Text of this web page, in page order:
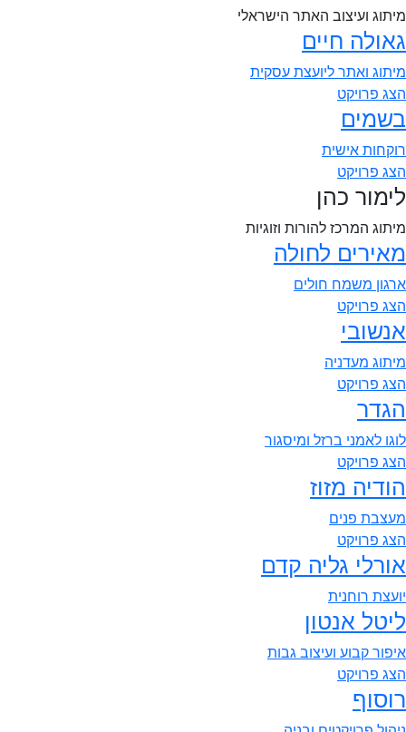
מיתוג ועיצוב האתר הישראלי
גאולה חיים
מיתוג ואתר ליועצת עסקית
הצג פרויקט
בשמים
רוקחות אישית
הצג פרויקט
לימור כהן
מיתוג המרכז להורות וזוגיות
מאירים לחולה
ארגון משמח חולים
הצג פרויקט
אנשובי
מיתוג מעדניה
הצג פרויקט
הגדר
לוגו לאמני ברזל ומיסגור
הצג פרויקט
הודיה מזוז
מעצבת פנים
הצג פרויקט
אורלי גליה קדם
יועצת רוחנית
ליטל אנטון
איפור קבוע ועיצוב גבות
הצג פרויקט
רוסוף